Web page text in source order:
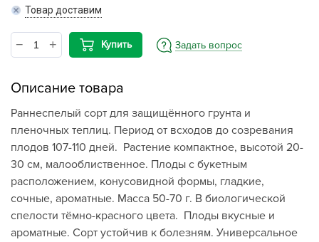
Товар доставим
Купить Задать вопрос
Описание товара
Раннеспелый сорт для защищённого грунта и
пленочных теплиц. Период от всходов до созревания
плодов 107-110 дней. Растение компактное, высотой 20-
30 см, малооблиственное. Плоды с букетным
расположением, конусовидной формы, гладкие,
сочные, ароматные. Масса 50-70 г. В биологической
спелости тёмно-красного цвета. Плоды вкусные и
ароматные. Сорт устойчив к болезням. Универсальное